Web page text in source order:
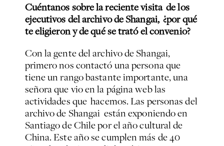
Cuéntanos sobre la reciente visita de los
ejecutivos del archivo de Shangai, ¿por qué
te eligieron y de qué se trató el convenio?
Con la gente del archivo de Shangai,
primero nos contactó una persona que
tiene un rango bastante importante, una
señora que vio en la página web las
actividades que hacemos. Las personas del
archivo de Shangai están exponiendo en
Santiago de Chile por el año cultural de
China. Este año se cumplen más de 40